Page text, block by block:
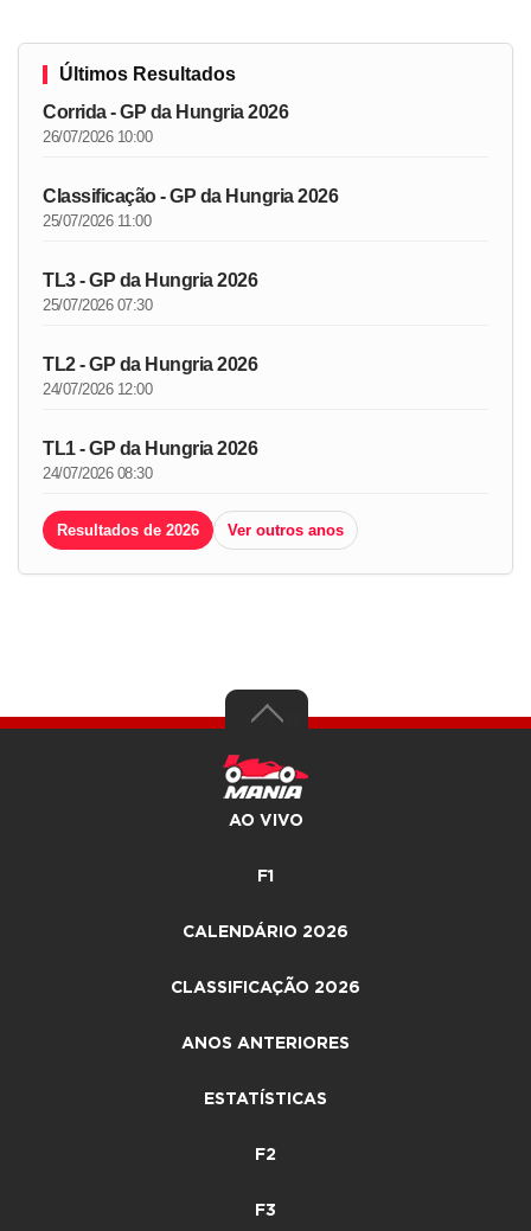
Últimos Resultados
Corrida - GP da Hungria 2026
26/07/2026 10:00
Classificação - GP da Hungria 2026
25/07/2026 11:00
TL3 - GP da Hungria 2026
25/07/2026 07:30
TL2 - GP da Hungria 2026
24/07/2026 12:00
TL1 - GP da Hungria 2026
24/07/2026 08:30
Resultados de 2026 Ver outros anos
AO VIVO
F1
CALENDÁRIO 2026
CLASSIFICAÇÃO 2026
ANOS ANTERIORES
ESTATÍSTICAS
F2
F3